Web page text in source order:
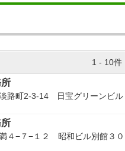
1 - 10件
路町2-3-14 日宝グリーンビル
４−７−１２ 昭和ビル別館３０